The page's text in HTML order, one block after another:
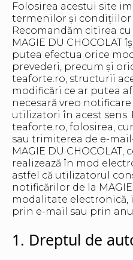
Folosirea acestui site
termenilor și condițiilor
Recomandăm citirea
MAGIE DU CHOCOLAT
putea efectua orice
prevederi, precum și
teaforte.ro, structurii
modificări ce ar putea
necesară vreo
utilizatori în acest sens.
teaforte.ro, folosirea,
sau trimiterea de e-
MAGIE DU CHOCOLAT,
realizează în mod
astfel că utilizatorul
notificărilor de la MAGIE
modalitate electronică,
prin e-mail sau prin
1. Dreptul de